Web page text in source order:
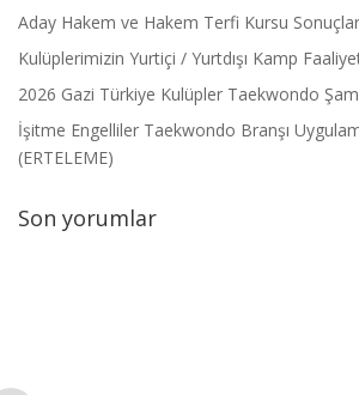
Aday Hakem ve Hakem Terfi Kursu
Kulüplerimizin Yurtiçi / Yurtdışı Kamp
2026 Gazi Türkiye Kulüpler Taekwondo
İşitme Engelliler Taekwondo Branşı
(ERTELEME)
Son yorumlar